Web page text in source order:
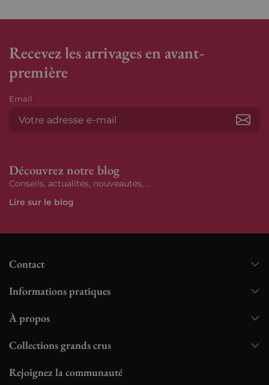
Recevez les arrivages en avant-
première
Email
Découvrez notre blog
Conseils, actualités, nouveautés, ...
Lire sur le blog
Contact
Informations pratiques
À propos
Collections grands crus
Rejoignez la communauté